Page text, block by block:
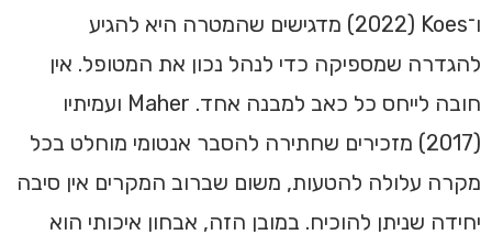
ו־Koes ‏(2022) מדגישים שהמטרה היא להגיע
להגדרה שמספיקה כדי לנהל נכון את המטופל. אין
חובה לייחס כל כאב למבנה אחד. Maher ועמיתיו
(2017) מזכירים שחתירה להסבר אנטומי מוחלט בכל
מקרה עלולה להטעות, משום שברוב המקרים אין סיבה
יחידה שניתן להוכיח. במובן הזה, אבחון איכותי הוא